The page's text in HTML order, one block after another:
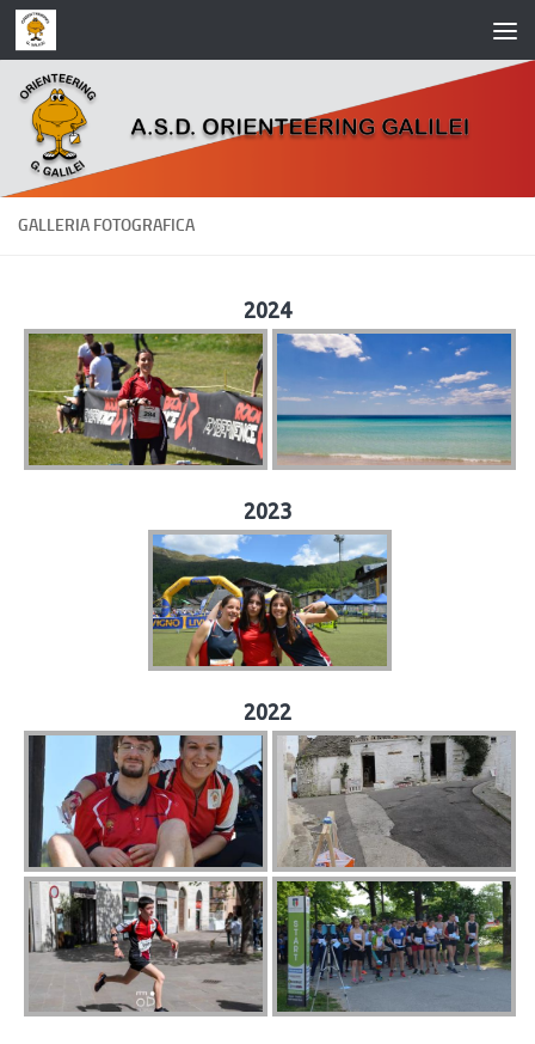
Salta al contenuto
GALLERIA FOTOGRAFICA
2024
2023
2022